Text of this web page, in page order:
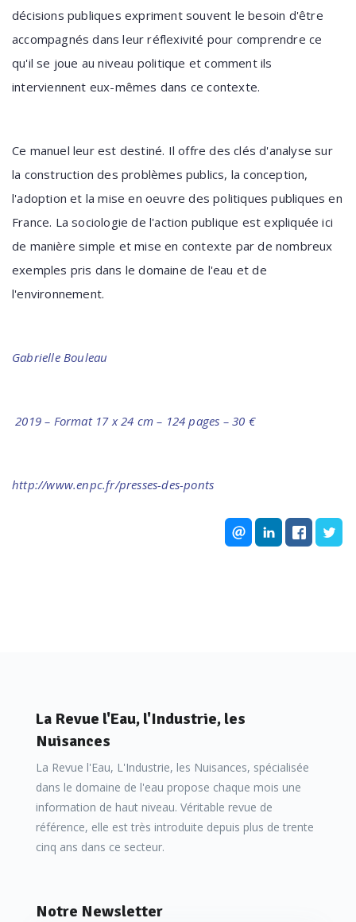
décisions publiques expriment souvent le besoin d'être
accompagnés dans leur réflexivité pour comprendre ce
qu'il se joue au niveau politique et comment ils
interviennent eux-mêmes dans ce contexte.
Ce manuel leur est destiné. Il offre des clés d'analyse sur
la construction des problèmes publics, la conception,
l'adoption et la mise en oeuvre des politiques publiques en
France. La sociologie de l'action publique est expliquée ici
de manière simple et mise en contexte par de nombreux
exemples pris dans le domaine de l'eau et de
l'environnement.
Gabrielle Bouleau
2019 – Format 17 x 24 cm – 124 pages – 30 €
http://www.enpc.fr/presses-des-ponts
La Revue l'Eau, l'Industrie, les
Nuisances
La Revue l'Eau, L'Industrie, les Nuisances, spécialisée
dans le domaine de l'eau propose chaque mois une
information de haut niveau. Véritable revue de
référence, elle est très introduite depuis plus de trente
cinq ans dans ce secteur.
Notre Newsletter